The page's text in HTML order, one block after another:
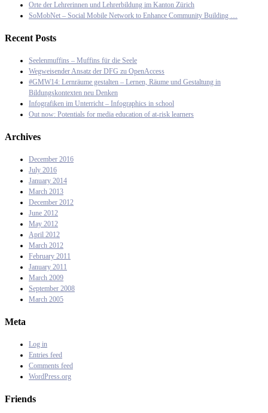
Orte der Lehrerinnen und Lehrerbildung im Kanton Zürich
SoMobNet – Social Mobile Network to Enhance Community Building …
Recent Posts
Seelenmuffins – Muffins für die Seele
Wegweisender Ansatz der DFG zu OpenAccess
#GMW14: Lernräume gestalten – Lernen, Räume und Gestaltung in
Bildungskontexten neu Denken
Infografiken im Unterricht – Infographics in school
Out now: Potentials for media education of at-risk learners
Archives
December 2016
July 2016
January 2014
March 2013
December 2012
June 2012
May 2012
April 2012
March 2012
February 2011
January 2011
March 2009
September 2008
March 2005
Meta
Log in
Entries feed
Comments feed
WordPress.org
Friends